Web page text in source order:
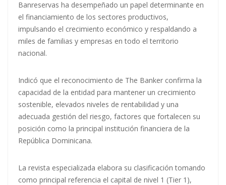
Banreservas ha desempeñado un papel determinante en
el financiamiento de los sectores productivos,
impulsando el crecimiento económico y respaldando a
miles de familias y empresas en todo el territorio
nacional.
Indicó que el reconocimiento de The Banker confirma la
capacidad de la entidad para mantener un crecimiento
sostenible, elevados niveles de rentabilidad y una
adecuada gestión del riesgo, factores que fortalecen su
posición como la principal institución financiera de la
República Dominicana.
La revista especializada elabora su clasificación tomando
como principal referencia el capital de nivel 1 (Tier 1),